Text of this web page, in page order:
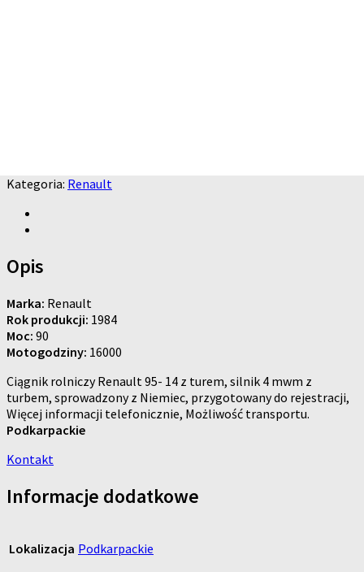
Kategoria: Renault
Opis
Marka: Renault
Rok produkcji: 1984
Moc: 90
Motogodziny: 16000
Ciągnik rolniczy Renault 95- 14 z turem, silnik 4 mwm z
turbem, sprowadzony z Niemiec, przygotowany do rejestracji,
Więcej informacji telefonicznie, Możliwość transportu.
Podkarpackie
Kontakt
Informacje dodatkowe
Lokalizacja Podkarpackie